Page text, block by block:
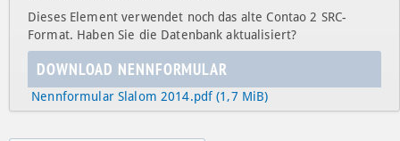
Dieses Element verwendet noch das alte Contao 2 SRC-
Format. Haben Sie die Datenbank aktualisiert?
DOWNLOAD NENNFORMULAR
Nennformular Slalom 2014.pdf(1,7 MiB)